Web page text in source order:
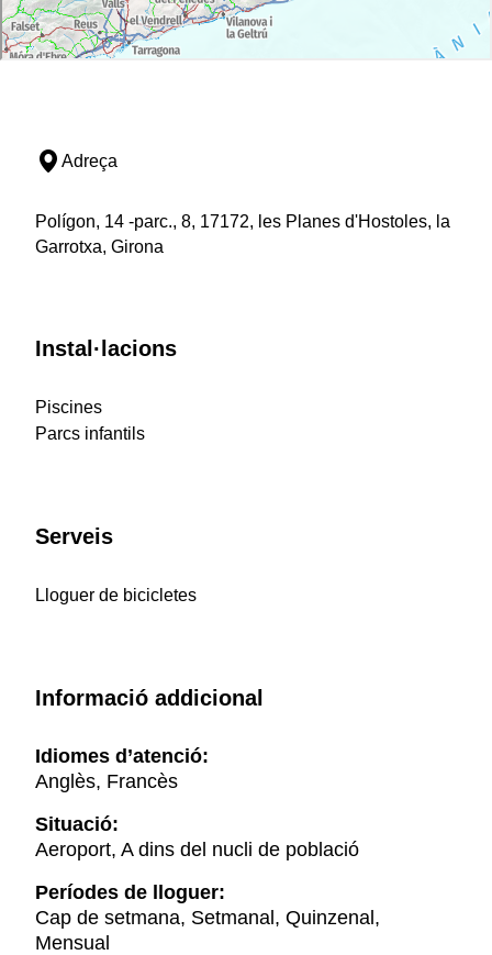
Adreça
Polígon, 14 -parc., 8, 17172, les Planes d'Hostoles, la
Garrotxa, Girona
Instal·lacions
Piscines
Parcs infantils
Serveis
Lloguer de bicicletes
Informació addicional
Idiomes d’atenció:
Anglès, Francès
Situació:
Aeroport, A dins del nucli de població
Períodes de lloguer:
Cap de setmana, Setmanal, Quinzenal,
Mensual